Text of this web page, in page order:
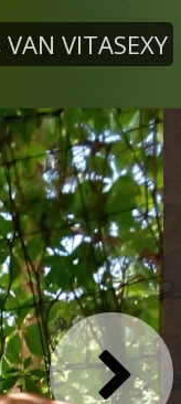
VAN VITASEXY